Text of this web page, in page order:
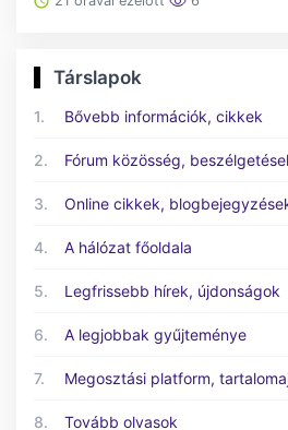
Társlapok
1. Bővebb információk, cikkek
2. Fórum közösség,
3. Online cikkek,
4. A hálózat főoldala
5. Legfrissebb hírek, újdonságok
6. A legjobbak gyűjteménye
7. Megosztási platform,
8. Tovább olvasok